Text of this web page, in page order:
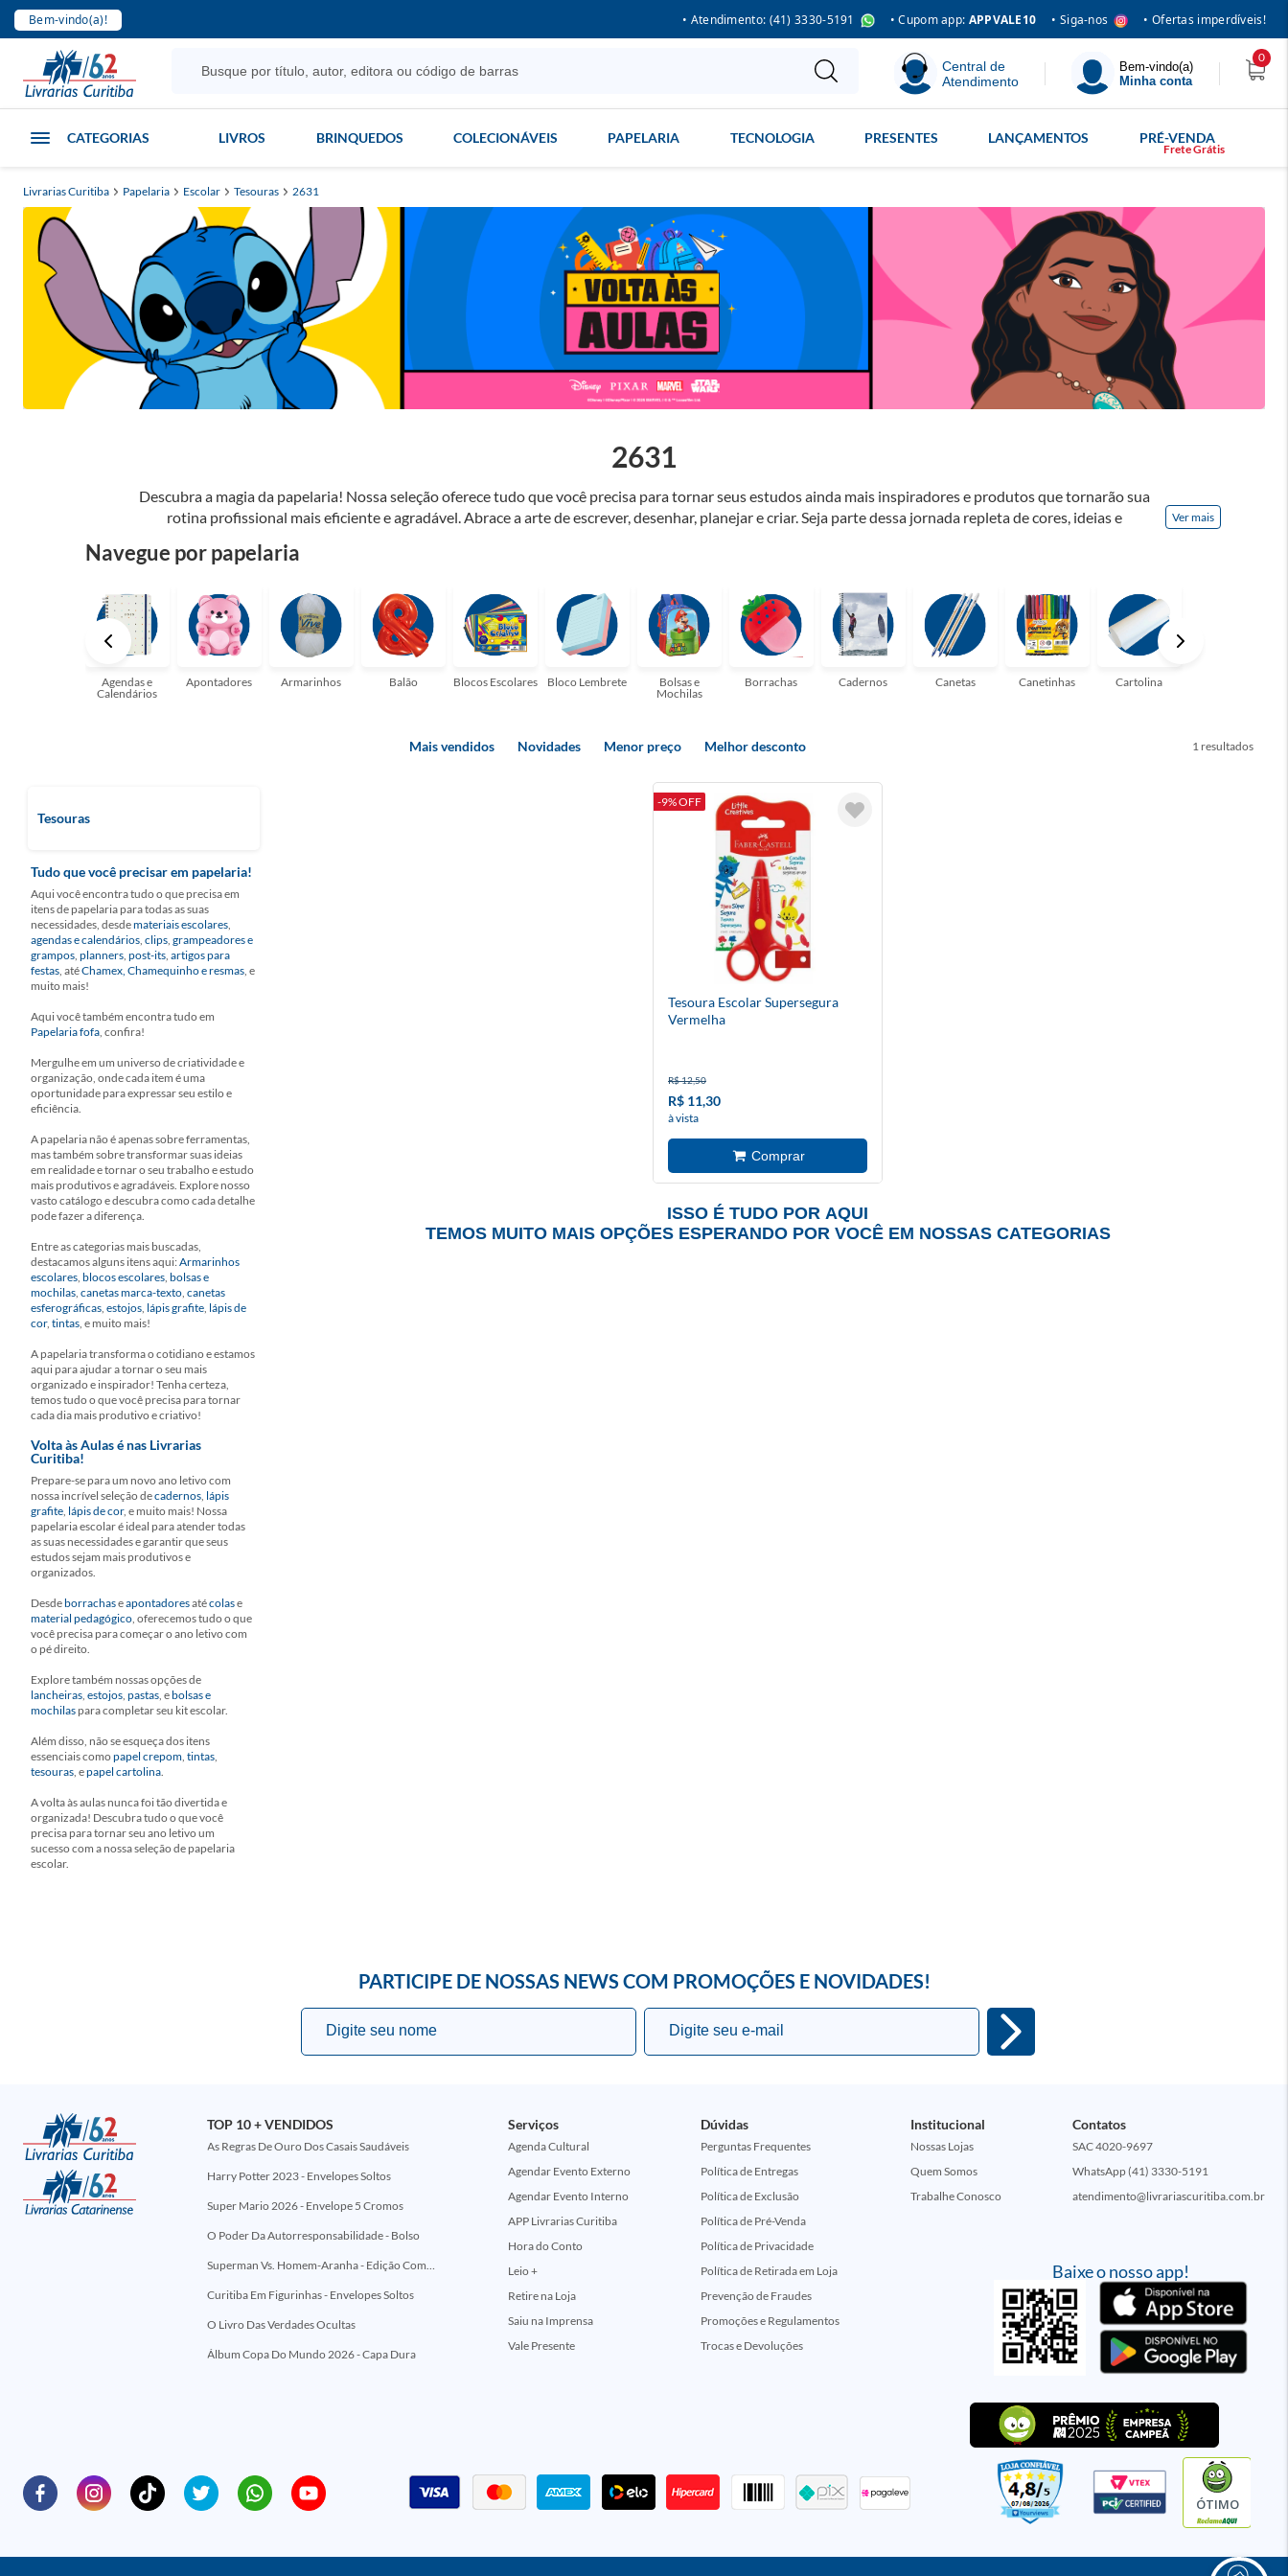
Bem-vindo(a)! • Atendimento: (41) 3330-5191 • Cupom app: APPVALE10 • Siga-nos • Ofertas imperdíveis!
Central de
Atendimento
Bem-vindo(a)
Minha conta
0
CATEGORIAS LIVROS BRINQUEDOS COLECIONÁVEIS PAPELARIA TECNOLOGIA PRESENTES LANÇAMENTOS PRÉ-VENDA
Livrarias Curitiba Papelaria Escolar Tesouras 2631
Descubra a magia da papelaria! Nossa seleção oferece tudo que você precisa para tornar seus estudos ainda mais inspiradores e produtos que tornarão sua
rotina profissional mais eficiente e agradável. Abrace a arte de escrever, desenhar, planejar e criar. Seja parte dessa jornada repleta de cores, ideias e
perfeito para suas aulas, profissionais que buscam organizar seus escritórios, temos tudo que você precisa!
Ver mais
2631
Navegue por papelaria
Agendas e
Calendários
Apontadores Armarinhos Balão Blocos Escolares Bloco Lembrete
Bolsas e
Mochilas
Borrachas Cadernos Canetas Canetinhas Cartolina
Mais vendidos Novidades Menor preço Melhor desconto 1
Tesouras
Tudo que você precisar em papelaria!
Aqui você encontra tudo o que precisa em
itens de papelaria para todas as suas
necessidades, desdemateriais escolares,
agendas e calendários, clips, grampeadores e
grampos, planners, post-its, artigos para
festas, atéChamex, Chamequinho e resmas, e
muito mais!
Aqui você também encontra tudo em
Papelaria fofa, confira!
Mergulhe em um universo de criatividade e
organização, onde cada item é uma
oportunidade para expressar seu estilo e
eficiência.
A papelaria não é apenas sobre ferramentas,
mas também sobre transformar suas ideias
em realidade e tornar o seu trabalho e estudo
mais produtivos e agradáveis. Explore nosso
vasto catálogo e descubra como cada detalhe
pode fazer a diferença.
Entre as categorias mais buscadas,
destacamos alguns itens aqui:Armarinhos
escolares, blocos escolares, bolsas e
mochilas, canetas marca-texto, canetas
esferográficas, estojos, lápis grafite, lápis de
cor, tintas, e muito mais!
A papelaria transforma o cotidiano e estamos
aqui para ajudar a tornar o seu mais
organizado e inspirador! Tenha certeza,
temos tudo o que você precisa para tornar
cada dia mais produtivo e criativo!
Volta às Aulas é nas Livrarias
Curitiba!
Prepare-se para um novo ano letivo com
nossa incrível seleção decadernos, lápis
grafite, lápis de cor, e muito mais! Nossa
papelaria escolar é ideal para atender todas
as suas necessidades e garantir que seus
estudos sejam mais produtivos e
organizados.
Desdeborrachaseapontadoresatécolase
material pedagógico, oferecemos tudo o que
você precisa para começar o ano letivo com
o pé direito.
Explore também nossas opções de
lancheiras, estojos, pastas, ebolsas e
mochilas para completar seu kit escolar.
Além disso, não se esqueça dos itens
essenciais comopapel crepom, tintas,
tesouras, epapel cartolina.
A volta às aulas nunca foi tão divertida e
organizada! Descubra tudo o que você
precisa para tornar seu ano letivo um
sucesso com a nossa seleção de papelaria
escolar.
-9% OFF
Tesoura Escolar Supersegura
Vermelha
R$ 12,50
R$ 11,30
à vista
ISSO É TUDO POR AQUI
TEMOS MUITO MAIS OPÇÕES ESPERANDO POR VOCÊ EM NOSSAS CATEGORIAS
PARTICIPE DE NOSSAS NEWS COM PROMOÇÕES E NOVIDADES!
Baixe o nosso app!
TOP 10 + VENDIDOS
As Regras De Ouro Dos Casais Saudáveis
Harry Potter 2023 - Envelopes Soltos
Super Mario 2026 - Envelope 5 Cromos
O Poder Da Autorresponsabilidade - Bolso
Superman Vs. Homem-Aranha - Edição Comemorativa 50 Anos (Encontros Clássicos Dc E Marvel)
Curitiba Em Figurinhas - Envelopes Soltos
O Livro Das Verdades Ocultas
Álbum Copa Do Mundo 2026 - Capa Dura
Serviços
Agenda Cultural
Agendar Evento Externo
Agendar Evento Interno
APP Livrarias Curitiba
Hora do Conto
Leio +
Retire na Loja
Saiu na Imprensa
Vale Presente
Dúvidas
Perguntas Frequentes
Política de Entregas
Política de Exclusão
Política de Pré-Venda
Política de Privacidade
Política de Retirada em Loja
Prevenção de Fraudes
Promoções e Regulamentos
Trocas e Devoluções
Institucional
Nossas Lojas
Quem Somos
Trabalhe Conosco
Contatos
SAC 4020-9697
WhatsApp (41) 3330-5191
atendimento@livrariascuritiba.com.br
ÓTIMO